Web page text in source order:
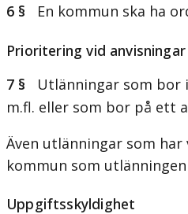
6 § En kommun ska ha
Prioritering vid anvisningar
7 § Utlänningar som bor
m.fl. eller som bor på ett
Även utlänningar som
kommun som
Uppgiftsskyldighet